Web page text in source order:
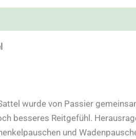
wurde von Passier
besseres Reitgefühl.
und